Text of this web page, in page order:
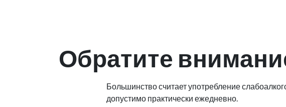
Обратите
Большинство считает употребление
допустимо практически ежедневно.